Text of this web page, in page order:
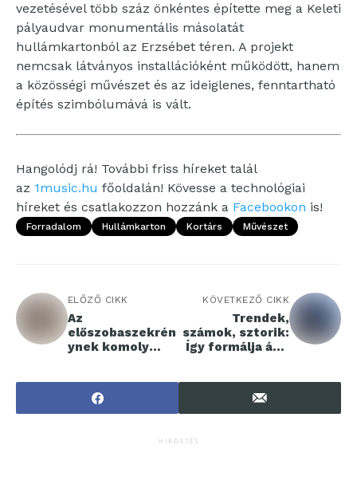
vezetésével több száz önkéntes építette meg a Keleti
pályaudvar monumentális másolatát
hullámkartonból az Erzsébet téren. A projekt
nemcsak látványos installációként működött, hanem
a közösségi művészet és az ideiglenes, fenntartható
építés szimbólumává is vált.
Hangolódj rá! További friss híreket talál
az 1music.hu főoldalán! Kövesse a technológiai
híreket és csatlakozzon hozzánk a Facebookon is!
Forradalom Hullámkarton Kortárs Művészet
ELŐZŐ CIKK
Az
előszobaszekrén
ynek komoly
otthon
kialakításában
KÖVETKEZŐ CIKK
Trendek,
számok, sztorik:
Így formálja át a
HIRDETÉS